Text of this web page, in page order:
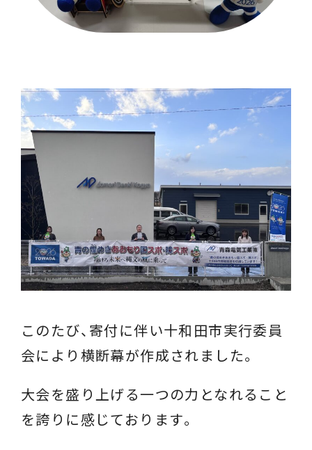
このたび、寄付に伴い十和田市実行委員
会により横断幕が作成されました。
大会を盛り上げる一つの力となれること
を誇りに感じております。